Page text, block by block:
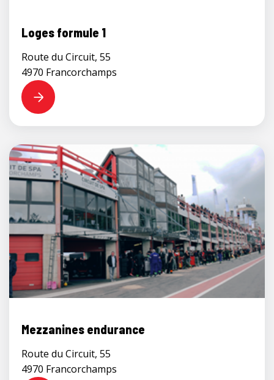
Loges formule 1
Route du Circuit, 55
4970 Francorchamps
Mezzanines endurance
Route du Circuit, 55
4970 Francorchamps